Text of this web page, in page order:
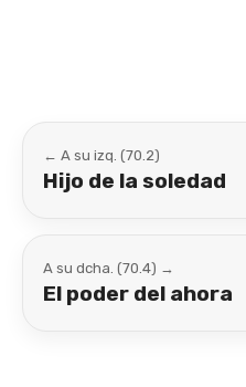
← A su izq. (70.2)
Hijo de la soledad
A su dcha. (70.4) →
El poder del ahora